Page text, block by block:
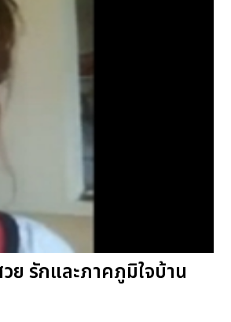
ย รักและภาคภูมิใจบ้าน